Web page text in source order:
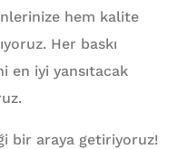
hem kalite
Her baskı
en iyi yansıtacak
bir araya getiriyoruz!